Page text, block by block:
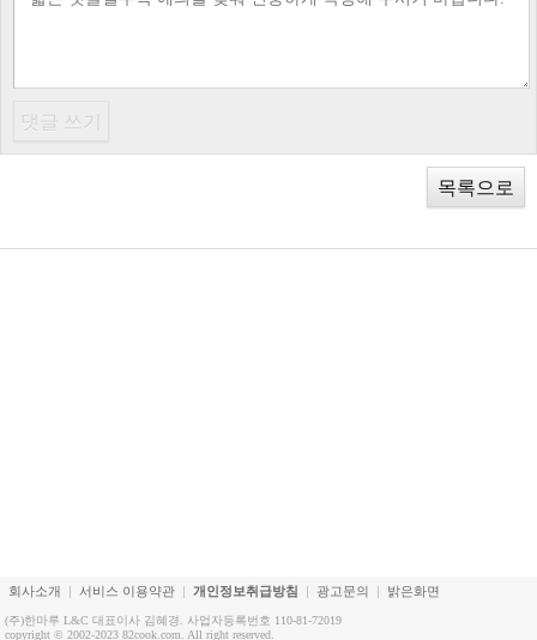
목록으로
회사소개 서비스 이용약관 개인정보취급방침 광고문의 밝은화면
(주)한마루 L&C 대표이사 김혜경. 사업자등록번호 110-81-72019
copyright © 2002-2023 82cook.com. All right reserved.